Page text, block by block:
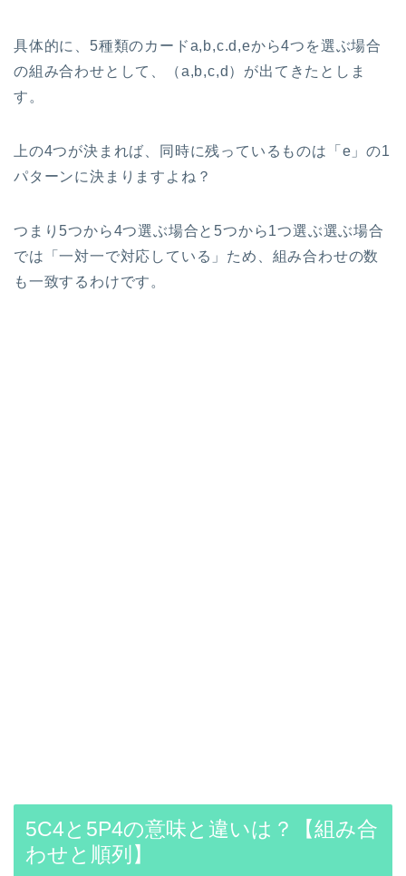
具体的に、5種類のカードa,b,c.d,eから4つを選ぶ場合
の組み合わせとして、（a,b,c,d）が出てきたとしま
す。
上の4つが決まれば、同時に残っているものは「e」の1
パターンに決まりますよね？
つまり5つから4つ選ぶ場合と5つから1つ選ぶ選ぶ場合
では「一対一で対応している」ため、組み合わせの数
も一致するわけです。
5C4と5P4の意味と違いは？【組み合
わせと順列】